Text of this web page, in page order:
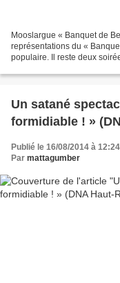
Mooslargue « Banquet de
représentations du «
populaire. Il reste deux
Un satané
formidiable ! »
Publié le 16/08/2014 à 12:24
Par mattagumber